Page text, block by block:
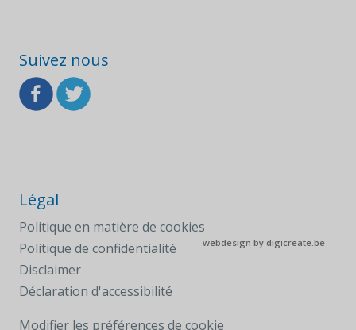
Suivez nous
Légal
Politique en matière de cookies
Politique de confidentialité
Disclaimer
Déclaration d'accessibilité
Modifier les préférences de cookie
webdesign by digicreate.be